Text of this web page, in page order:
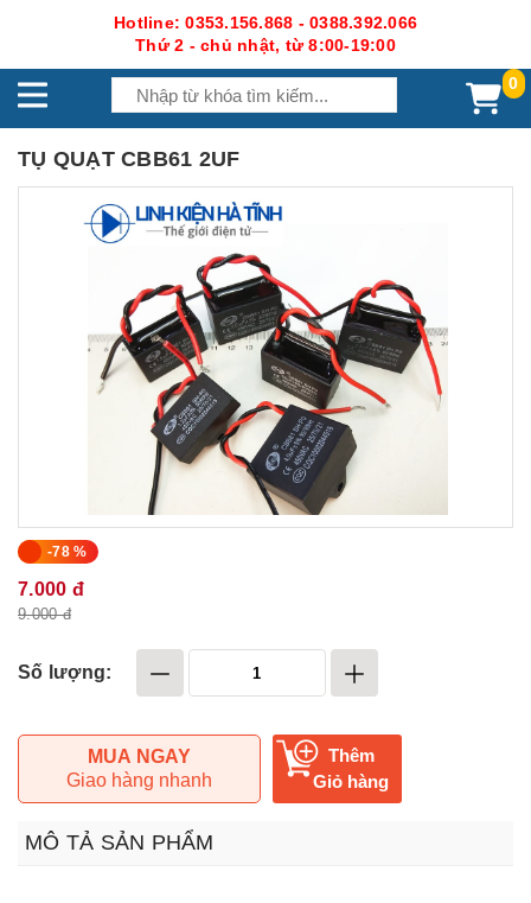
Hotline: 0353.156.868 - 0388.392.066
Thứ 2 - chủ nhật, từ 8:00-19:00
0
TỤ QUẠT CBB61 2UF
-78 %
7.000 đ
9.000 đ
Số lượng:
MUA NGAY
Giao hàng nhanh
Thêm
Giỏ hàng
MÔ TẢ SẢN PHẨM